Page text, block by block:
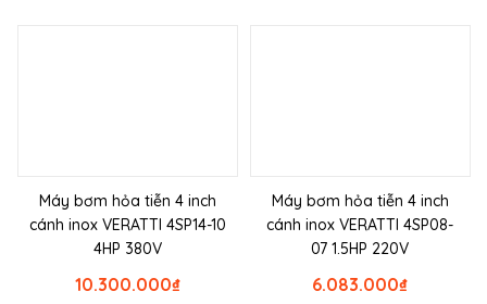
Máy bơm hỏa tiễn 4 inch
cánh inox VERATTI 4SP14-10
4HP 380V
₫
10.300.000
Máy bơm hỏa tiễn 4 inch
cánh inox VERATTI 4SP08-
07 1.5HP 220V
₫
6.083.000